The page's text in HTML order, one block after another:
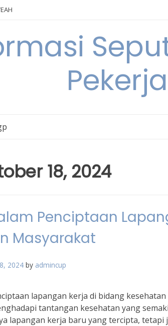
18, 2024
Penciptaan
Masyarakat
2024 by admincup
lapangan kerja di bidang
tantangan kesehatan yang
lapangan kerja baru yang tercipta,